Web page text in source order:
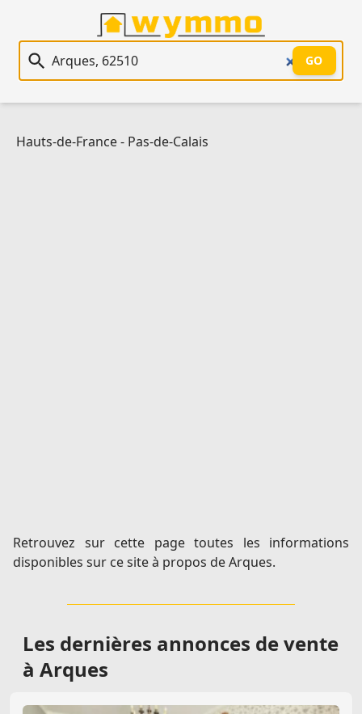
Recherche immobilière
GO
Hauts-de-France- Pas-de-Calais
Retrouvez sur cette page toutes les informations
disponibles sur ce site à propos de Arques.
Les dernières annonces de vente
à Arques